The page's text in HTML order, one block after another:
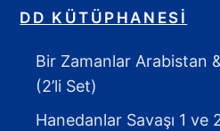
DD KÜTÜPHANESI
Bir Zamanlar Arabistan
(2’li Set)
Hanedanlar Savaşı 1 ve